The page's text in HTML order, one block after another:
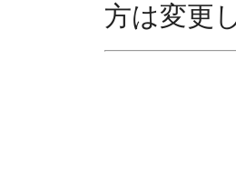
方は変更